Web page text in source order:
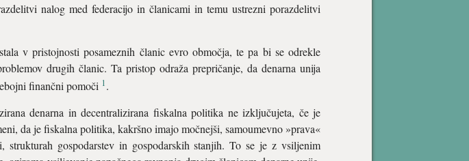
nalog med federacijo in članicami in temu ustrezni porazdelitvi
v pristojnosti posameznih članic evro območja, te pa bi se odrekle
drugih članic. Ta pristop odraža prepričanje, da denarna unija
finančni pomoči 1.
denarna in decentralizirana fiskalna politika ne izključujeta, če je
da je fiskalna politika, kakršno imajo močnejši, samoumevno »prava«
gospodarstev in gospodarskih stanjih. To se je z vsiljenim